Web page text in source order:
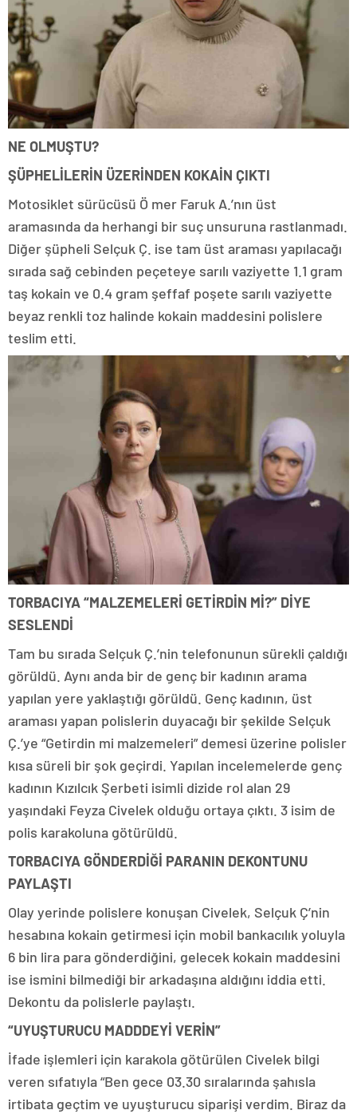
NE OLMUŞTU?
ŞÜPHELİLERİN ÜZERİNDEN KOKAİN ÇIKTI
Motosiklet sürücüsü Ö mer Faruk A.’nın üst
aramasında da herhangi bir suç unsuruna rastlanmadı.
Diğer şüpheli Selçuk Ç. ise tam üst araması yapılacağı
sırada sağ cebinden peçeteye sarılı vaziyette 1.1 gram
taş kokain ve 0.4 gram şeffaf poşete sarılı vaziyette
beyaz renkli toz halinde kokain maddesini polislere
teslim etti.
TORBACIYA “MALZEMELERİ GETİRDİN Mİ?” DİYE
SESLENDİ
Tam bu sırada Selçuk Ç.’nin telefonunun sürekli çaldığı
görüldü. Aynı anda bir de genç bir kadının arama
yapılan yere yaklaştığı görüldü. Genç kadının, üst
araması yapan polislerin duyacağı bir şekilde Selçuk
Ç.’ye “Getirdin mi malzemeleri” demesi üzerine polisler
kısa süreli bir şok geçirdi. Yapılan incelemelerde genç
kadının Kızılcık Şerbeti isimli dizide rol alan 29
yaşındaki Feyza Civelek olduğu ortaya çıktı. 3 isim de
polis karakoluna götürüldü.
TORBACIYA GÖNDERDİĞİ PARANIN DEKONTUNU
PAYLAŞTI
Olay yerinde polislere konuşan Civelek, Selçuk Ç’nin
hesabına kokain getirmesi için mobil bankacılık yoluyla
6 bin lira para gönderdiğini, gelecek kokain maddesini
ise ismini bilmediği bir arkadaşına aldığını iddia etti.
Dekontu da polislerle paylaştı.
“UYUŞTURUCU MADDDEYİ VERİN”
İfade işlemleri için karakola götürülen Civelek bilgi
veren sıfatıyla “Ben gece 03.30 sıralarında şahısla
irtibata geçtim ve uyuşturucu siparişi verdim. Biraz da